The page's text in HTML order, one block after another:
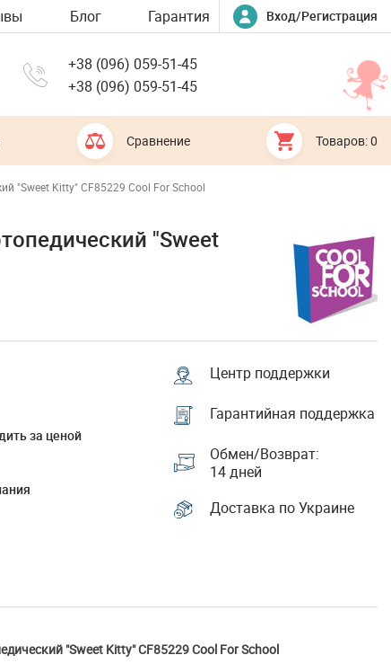
Блог Гарантия Вход/Регистрация
+38 (096) 059-51-45
+38 (096) 059-51-45
Сравнение Товаров: 0
"Sweet Kitty" CF85229 Cool For School
"Sweet
за ценой
Центр поддержки
Гарантийная поддержка
Обмен/Возврат:
14 дней
Доставка по Украине
"Sweet Kitty" CF85229 Cool For School